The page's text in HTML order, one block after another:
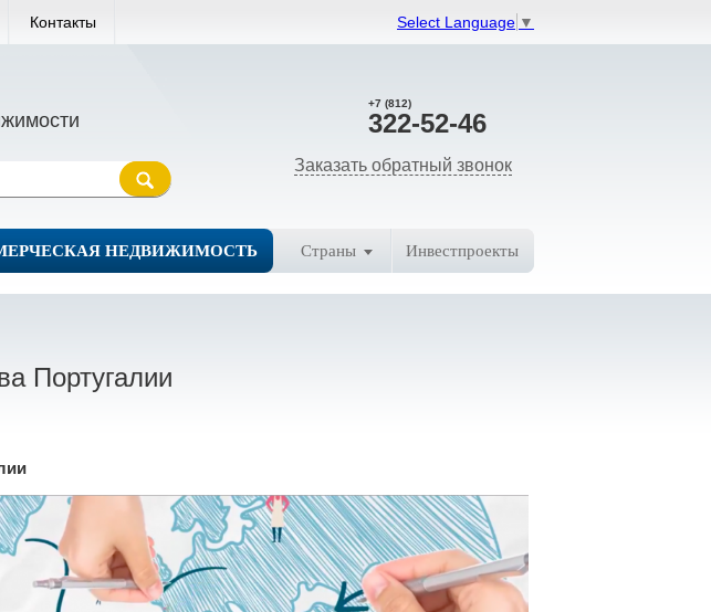
Select Language ▼
Контакты
+7 (812)
322-52-46
Заказать обратный звонок
НЕДВИЖИМОСТЬ Страны Инвестпроекты
Португалии